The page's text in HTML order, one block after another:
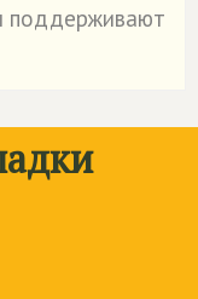
поддерживают